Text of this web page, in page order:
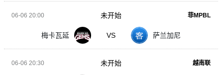
06-06 20:00 菲MPBL
梅卡瓦延 VS 萨兰加尼
未开始
06-06 20:30 越南联
未开始